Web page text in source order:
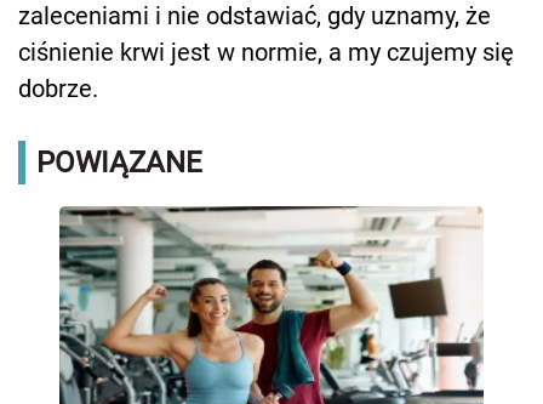
zaleceniami i nie odstawiać, gdy uznamy, że
ciśnienie krwi jest w normie, a my czujemy się
dobrze.
POWIĄZANE